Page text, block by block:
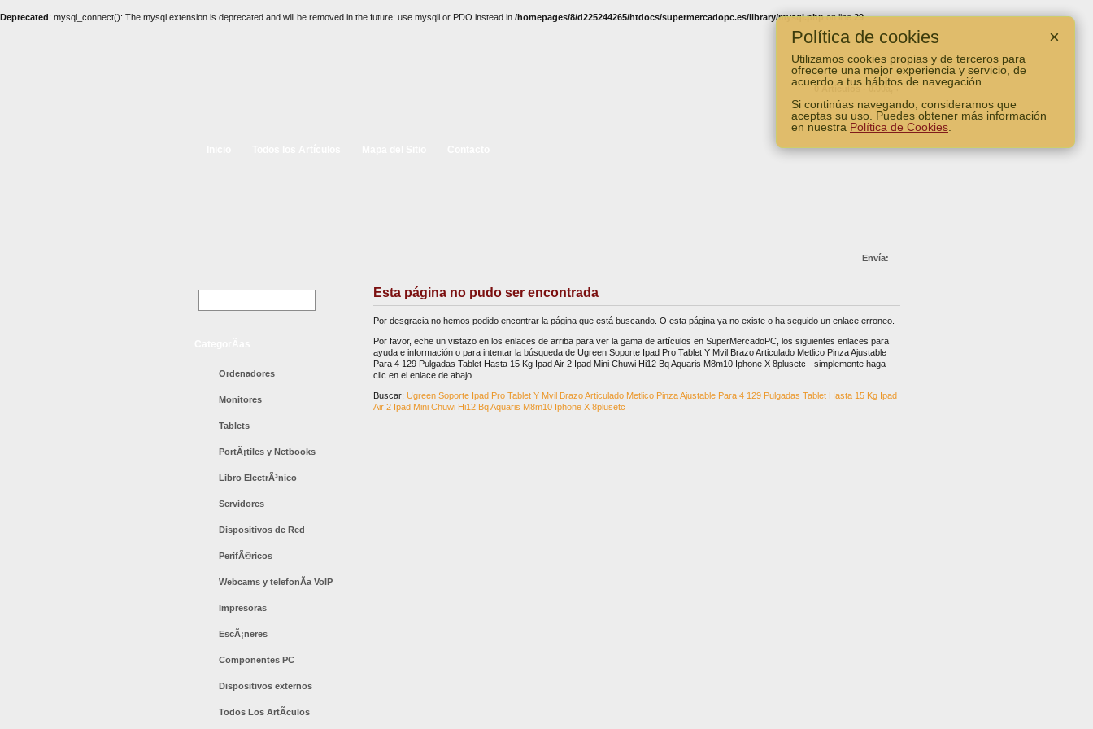
×
Política de cookies
Utilizamos cookies propias y de terceros para
ofrecerte una mejor experiencia y servicio, de
acuerdo a tus hábitos de navegación.
Si continúas navegando, consideramos que
aceptas su uso. Puedes obtener más información
en nuestra Política de Cookies
Deprecated: mysql_connect(): The mysql extension is deprecated and will be removed in the future: use mysqli or PDO instead in /homepages/8/d225244265/htdocs/supermercadopc.es/library/mysql.phpon line29
0 Artículos - 0.00â‚¬
Ver Carro
Envía:
Ordenadores
Monitores
Tablets
PortÃ¡tiles y Netbooks
Libro ElectrÃ³nico
Servidores
Dispositivos de Red
PerifÃ©ricos
Webcams y telefonÃ­a VoIP
Impresoras
EscÃ¡neres
Componentes PC
Dispositivos externos
Todos Los ArtÃ­culos
Esta página no pudo ser encontrada
Por desgracia no hemos podido encontrar la página que está buscando. O esta página ya no existe o ha seguido un enlace erroneo.
Por favor, eche un vistazo en los enlaces de arriba para ver la gama de artículos en SuperMercadoPC, los siguientes enlaces para
ayuda e información o para intentar la búsqueda de Ugreen Soporte Ipad Pro Tablet Y Mvil Brazo Articulado Metlico Pinza Ajustable
Para 4 129 Pulgadas Tablet Hasta 15 Kg Ipad Air 2 Ipad Mini Chuwi Hi12 Bq Aquaris M8m10 Iphone X 8plusetc - simplemente haga
clic en el enlace de abajo.
Buscar: Ugreen Soporte Ipad Pro Tablet Y Mvil Brazo Articulado Metlico Pinza Ajustable Para 4 129 Pulgadas Tablet Hasta 15 Kg Ipad
Air 2 Ipad Mini Chuwi Hi12 Bq Aquaris M8m10 Iphone X 8plusetc